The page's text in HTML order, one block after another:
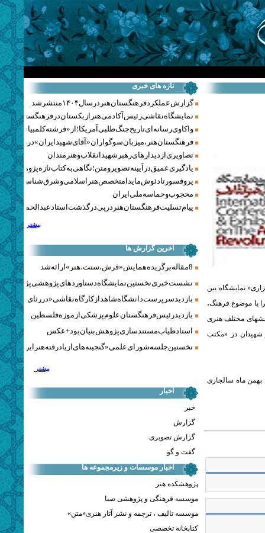
تازه های خبری
گزارش عملکرد فرهنگستان هنر در سال ۱۴۰۴ منتشر شد
نمایشگاه نقاشی رئیس آکادمی هنر ازبکستان در فرهنگستان هنر
واکاوی رسانه‌ای تاریخ جنگ‌طلبی آمریکا؛ از «فرشته کلمبیا» تا
فرهنگستان هنر، میزبان سوگواران «آقای شهید ایران» در
تصاویری از دیدارهای رهبر شهید انقلاب و هنرمندان
یادگیری عمیق در آیینه تصویر و متن؛ نگاهی به کتاب تازه پژوهشکده
پروفسور تادئوش مایدا متخصص هنر اسلامی و شرق‌شناس
محجوب و حماسه ملی ایران
پیام تسلیت فرهنگستان هنر در پی درگذشت استاد عبدالحمید
بیشتر
آخرین گزارش ها
8 مقاله برگزیده همایش «فرش، سنت، هنر» ارائه شد
نشست خبری نخستین نمایشگاه دستاوردهای پژوهشی
بازدید سرپرست دانشگاه شاهد از کارگاه نقاشی «در رثای سیمرغ
بازدید رئیس فرهنگستان علوم پزشکی از موزه فلسطین
استاد طیاب مستندسازی پژوهش‌بنیان بود + عکس
نخستین جلسه شورای علمی «گنجینه‌های ازیادرفته هنر ایران»
بیشتر
اخبار
خبر
گزارش
گزارش تصویری
گفت و گو
اخبار موسسات و زیرمجموعه ها
پژوهشکده هنر
موسسه فرهنگی و پژوهشی صبا
موسسه تالیف ، ترجمه و نشر آثار هنری«متن»
کتابخانه تخصصی
نمایشگاه بین
با موضوع فرهنگ،
مختلف هنری
و شهیدان در «مکتب
گفتنی است نمایشگاه و همایش هنر انقلاب برای اولین بار در مؤسسه فرهنگی هنری صبا در 14 بهمن ماه سالجاری